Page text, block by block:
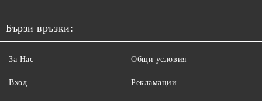
Бързи връзки:
За Нас
Вход
Общи условия
Рекламации